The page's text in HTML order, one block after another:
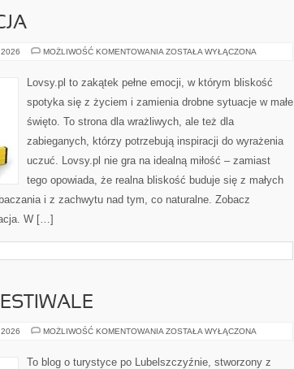
MOŻLIWOŚĆ KOMENTOWANIA SAMOAKCEPTACJA
ZOSTAŁA WYŁĄCZONA
Lovsy.pl to zakątek pełne emocji, w którym bliskość
spotyka się z życiem i zamienia drobne sytuacje w małe
święto. To strona dla wrażliwych, ale też dla
zabieganych, którzy potrzebują inspiracji do wyrażenia
uczuć. Lovsy.pl nie gra na idealną miłość – zamiast
tego opowiada, że realna bliskość buduje się z małych
i z zachwytu nad tym, co naturalne. Zobacz
W […]
MOŻLIWOŚĆ KOMENTOWANIA WYDARZENIA
ZOSTAŁA WYŁĄCZONA
To blog o turystyce po Lubelszczyźnie, stworzony z